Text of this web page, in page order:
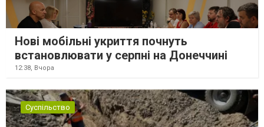
Нові мобільні укриття почнуть
встановлювати у серпні на Донеччині
12:38, Вчора
Суспільство